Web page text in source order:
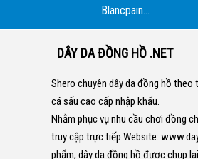
Blancpain...
DÂY DA ĐỒNG HỒ .NET
Shero chuyên dây da đồng hồ theo
cá sấu cao cấp nhập khẩu.
Nhằm phục vụ nhu cầu chơi đồng
truy cập trực tiếp Website:
phẩm, dây da đồng hồ được chụp